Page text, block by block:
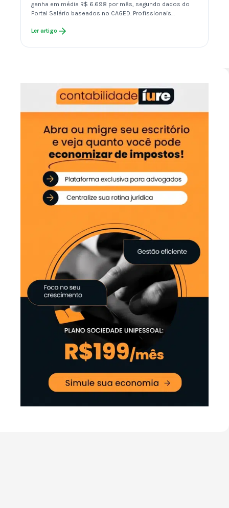
ganha em média R$ 6.698 por mês, segundo dados do
Portal Salário baseados no CAGED. Profissionais…
Ler artigo